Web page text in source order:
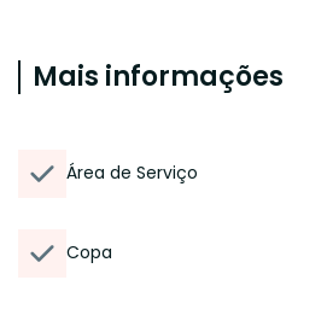
Mais informações
Área de Serviço
Copa